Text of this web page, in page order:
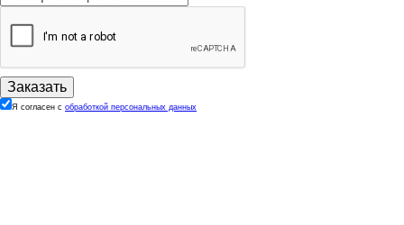
Я согласен с обработкой персональных данных